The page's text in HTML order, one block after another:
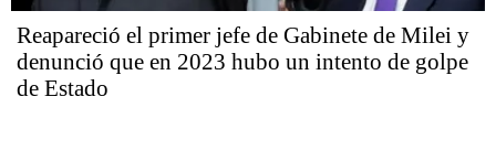
Reapareció el primer jefe de Gabinete de Milei y
denunció que en 2023 hubo un intento de golpe
de Estado